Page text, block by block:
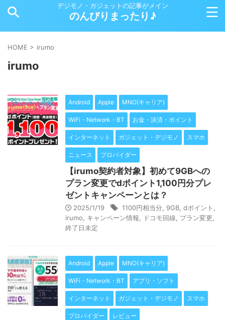
デジモノ・ガジェットの記事がメイン
のんびりまったり♪
HOME > irumo
irumo
Android Apple MNO(キャリア)
WiFi・Network・BT お金・決済・ポイント
インターネット ガジェット・デジモノ スマホ
ニュース プロバイダー
【irumo契約者対象】初めて9GBへの
プラン変更でdポイント1,100円分プレ
ゼントキャンペーンとは？
2025/1/19 1100円相当分 9GB dポイント
irumo
キャンペーン情報 ドコモ回線 プラン変更
終了日未定
Android Apple MNO(キャリア)
WiFi・Network・BT アプリ・ソフト
インターネット ガジェット・デジモノ スマホ
プロバイダー レビュー